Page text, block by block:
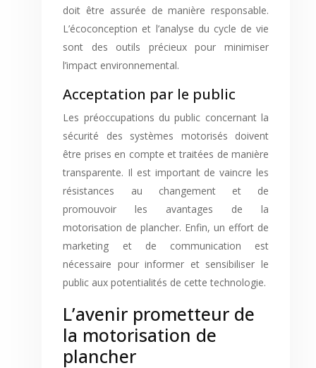
doit être assurée de manière responsable.
L’écoconception et l’analyse du cycle de vie
sont des outils précieux pour minimiser
l’impact environnemental.
Acceptation par le public
Les préoccupations du public concernant la
sécurité des systèmes motorisés doivent
être prises en compte et traitées de manière
transparente. Il est important de vaincre les
résistances au changement et de
promouvoir les avantages de la
motorisation de plancher. Enfin, un effort de
marketing et de communication est
nécessaire pour informer et sensibiliser le
public aux potentialités de cette technologie.
L’avenir prometteur de
la motorisation de
plancher